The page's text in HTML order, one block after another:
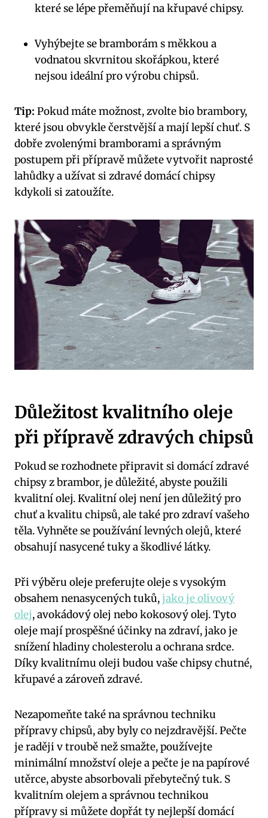
které se lépe přeměňují na křupavé chipsy.
Vyhýbejte se bramborám s měkkou a
vodnatou skvrnitou skořápkou, které
nejsou ideální pro výrobu chipsů.
Tip: Pokud máte možnost, zvolte bio brambory,
které jsou obvykle čerstvější a mají lepší chuť. S
dobře zvolenými bramborami a správným
postupem při přípravě můžete vytvořit naprosté
lahůdky a užívat si zdravé domácí chipsy
kdykoli si zatoužíte.
Důležitost kvalitního oleje
při přípravě zdravých chipsů
Pokud se rozhodnete připravit si domácí zdravé
chipsy z brambor, je důležité, abyste použili
kvalitní olej. Kvalitní olej není jen důležitý pro
chuť a kvalitu chipsů, ale také pro zdraví vašeho
těla. Vyhněte se používání levných olejů, které
obsahují nasycené tuky a škodlivé látky.
Při výběru oleje preferujte oleje s vysokým
obsahem nenasycených tuků,jako je olivový
olej, avokádový olej nebo kokosový olej. Tyto
oleje mají prospěšné účinky na zdraví, jako je
snížení hladiny cholesterolu a ochrana srdce.
Díky kvalitnímu oleji budou vaše chipsy chutné,
křupavé a zároveň zdravé.
Nezapomeňte také na správnou techniku
přípravy chipsů, aby byly co nejzdravější. Pečte
je raději v troubě než smažte, používejte
minimální množství oleje a pečte je na papírové
utěrce, abyste absorbovali přebytečný tuk. S
kvalitním olejem a správnou technikou
přípravy si můžete dopřát ty nejlepší domácí